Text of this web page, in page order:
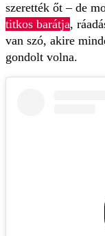
szerették őt – de
titkos barátja,
van szó, akire
gondolt volna.